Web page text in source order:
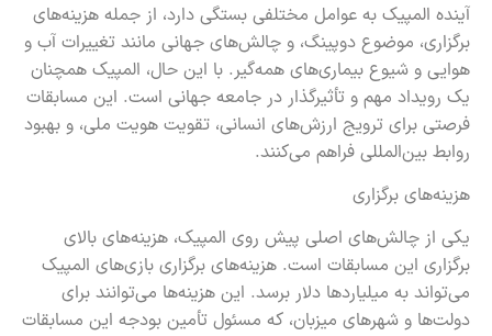
آینده المپیک به عوامل مختلفی بستگی دارد، از جمله هزینه‌های
برگزاری، موضوع دوپینگ، و چالش‌های جهانی مانند تغییرات آب و
هوایی و شیوع بیماری‌های همه‌گیر. با این حال، المپیک همچنان
یک رویداد مهم و تأثیرگذار در جامعه جهانی است. این مسابقات
فرصتی برای ترویج ارزش‌های انسانی، تقویت هویت ملی، و بهبود
روابط بین‌المللی فراهم می‌کنند.
هزینه‌های برگزاری
یکی از چالش‌های اصلی پیش روی المپیک، هزینه‌های بالای
برگزاری این مسابقات است. هزینه‌های برگزاری بازی‌های المپیک
می‌تواند به میلیاردها دلار برسد. این هزینه‌ها می‌توانند برای
دولت‌ها و شهرهای میزبان، که مسئول تأمین بودجه این مسابقات